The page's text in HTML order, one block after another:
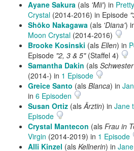
Ayane Sakura (als 'Mii') in
Crystal (2014-2016) in Episode
Shōko Nakagawa (als 'Diana')
Moon Crystal (2014-2016)
Brooke Kosinski (als Ellen) in
Episode "2, 3 & 5"(Staffel 4)
Samantha Dakin (als
(2014-) in 1 Episode
Greice Santo (als Blanca) in
in 6 Episoden
Susan Ortiz (alsÄrztin) in Jane
Episode
Crystal Mantecon (als Frau in
Virgin (2014-2019) in 1 Episode
Alli Kinzel (als Kellnerin) in